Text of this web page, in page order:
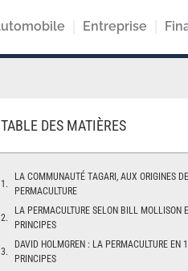
Entreprise
TABLE DES MATIÈRES
LA COMMUNAUTÉ TAGARI, AUX ORIGINES
PERMACULTURE
LA PERMACULTURE SELON BILL MOLLISON
PRINCIPES
DAVID HOLMGREN : LA PERMACULTURE EN
PRINCIPES